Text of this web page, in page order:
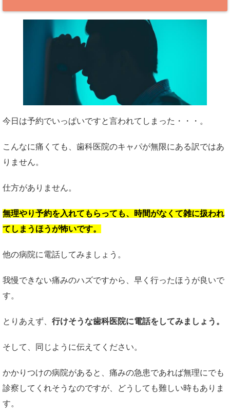
今日は予約でいっぱいですと言われてしまった・・・。
こんなに痛くても、歯科医院のキャパが無限にある訳ではあ
りません。
仕方がありません。
無理やり予約を入れてもらっても、時間がなくて雑に扱われ
てしまうほうが怖いです。
他の病院に電話してみましょう。
我慢できない痛みのハズですから、早く行ったほうが良いで
す。
とりあえず、 行けそうな歯科医院に電話をしてみましょう。
そして、同じように伝えてください。
かかりつけの病院があると、痛みの急患であれば無理にでも
診察してくれそうなのですが、どうしても難しい時もありま
す。